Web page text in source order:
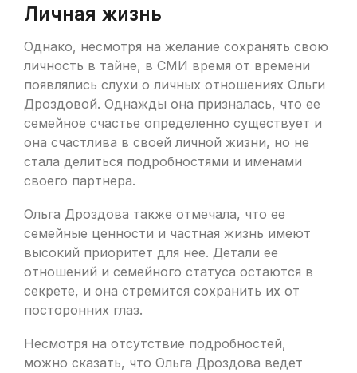
Личная жизнь
Однако, несмотря на желание сохранять свою
личность в тайне, в СМИ время от времени
появлялись слухи о личных отношениях Ольги
Дроздовой. Однажды она призналась, что ее
семейное счастье определенно существует и
она счастлива в своей личной жизни, но не
стала делиться подробностями и именами
своего партнера.
Ольга Дроздова также отмечала, что ее
семейные ценности и частная жизнь имеют
высокий приоритет для нее. Детали ее
отношений и семейного статуса остаются в
секрете, и она стремится сохранить их от
посторонних глаз.
Несмотря на отсутствие подробностей,
можно сказать, что Ольга Дроздова ведет